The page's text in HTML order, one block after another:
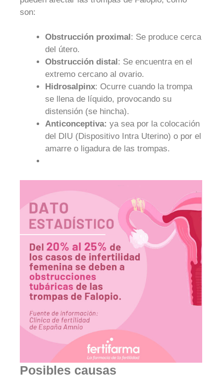
son:
Obstrucción proximal: Se produce cerca
del útero.
Obstrucción distal: Se encuentra en el
extremo cercano al ovario.
Hidrosalpinx: Ocurre cuando la trompa
se llena de líquido, provocando su
distensión (se hincha).
Anticonceptiva: ya sea por la colocación
del DIU (Dispositivo Intra Uterino) o por el
amarre o ligadura de las trompas.
Posibles causas